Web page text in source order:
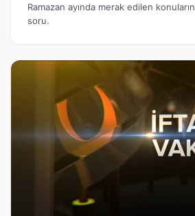
Ramazan ayında merak edilen
soru.